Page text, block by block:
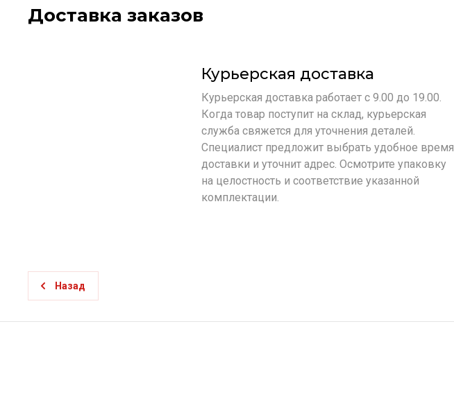
Доставка заказов
Курьерская доставка
Курьерская доставка работает с 9.00 до 19.00.
Когда товар поступит на склад, курьерская
служба свяжется для уточнения деталей.
Специалист предложит выбрать удобное время
доставки и уточнит адрес. Осмотрите упаковку
на целостность и соответствие указанной
комплектации.
Назад